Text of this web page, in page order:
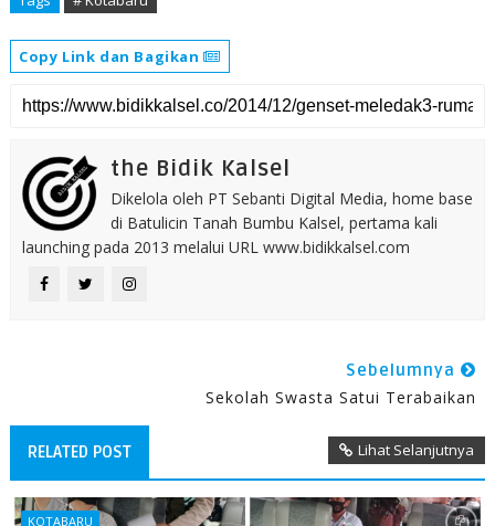
Copy Link dan Bagikan
the Bidik Kalsel
Dikelola oleh PT Sebanti Digital Media, home base
di Batulicin Tanah Bumbu Kalsel, pertama kali
launching pada 2013 melalui URL www.bidikkalsel.com
Sebelumnya
Sekolah Swasta Satui Terabaikan
RELATED POST Lihat Selanjutnya
KOTABARU